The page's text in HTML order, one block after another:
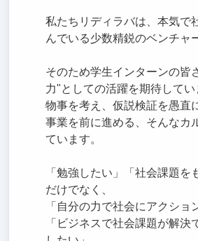
私たちリディラバは、本気で
んでいる少数精鋭のベンチャ
そのため学生インターンの皆
力"としての活躍を期待して
物事を考え、仮説検証を愚直
事業を前に進める、そんなカ
ています。
「勉強したい」「社会課題を
だけでなく、
「自分の力で社会にアクショ
「ビジネスで社会課題が解決